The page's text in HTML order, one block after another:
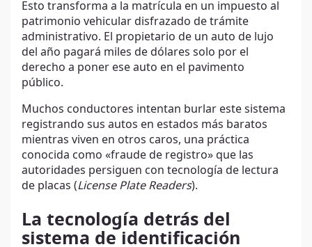
Esto transforma a la matrícula en un impuesto al
patrimonio vehicular disfrazado de trámite
administrativo. El propietario de un auto de lujo
del año pagará miles de dólares solo por el
derecho a poner ese auto en el pavimento
público.
Muchos conductores intentan burlar este sistema
registrando sus autos en estados más baratos
mientras viven en otros caros, una práctica
conocida como «fraude de registro» que las
autoridades persiguen con tecnología de lectura
de placas (License Plate Readers).
La tecnología detrás del
sistema de identificación